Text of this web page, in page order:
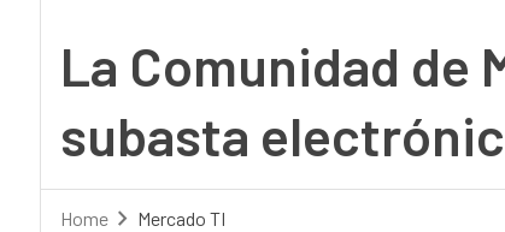
La Comunidad de
subasta
Home Mercado TI